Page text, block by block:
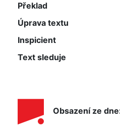
Překlad
Úprava textu
Inspicient
Text sleduje
Obsazení ze